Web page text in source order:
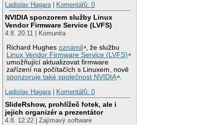
Ladislav Hagara
Komentářů: 0
NVIDIA sponzorem služby Linux
Vendor Firmware Service (LVFS)
4.8. 20:11 | Komunita
Richard Hughesoznámil
, že službu
Linux Vendor Firmware Service (LVFS)
umožňující aktualizovat firmware
zařízení na počítačích s Linuxem, nově
sponzoruje také společnost NVIDIA .
Ladislav Hagara | Komentářů: 0
SlideRshow, prohlížeč fotek, ale i
jejich organizér a prezentátor
4.8. 12:22 | Zajímavý software